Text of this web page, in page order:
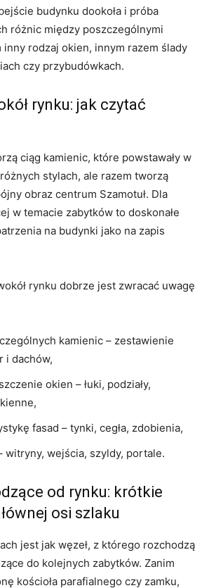
budynku dookoła i próba
różnic między poszczególnymi
inny rodzaj okien, innym razem ślady
czy przybudówkach.
rynku: jak czytać
ciąg kamienic, które powstawały w
stylach, ale razem tworzą
obraz centrum Szamotuł. Dla
w temacie zabytków to doskonałe
na budynki jako na zapis
rynku dobrze jest zwracać uwagę
kamienic – zestawienie
i dachów,
okien – łuki, podziały,
fasad – tynki, cegła, zdobienia,
witryny, wejścia, szyldy, portale.
od rynku: krótkie
osi szlaku
jest jak węzeł, z którego rozchodzą
do kolejnych zabytków. Zanim
kościoła parafialnego czy zamku,